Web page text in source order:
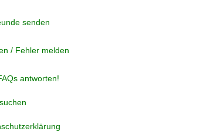
senden
/ Fehler melden
antworten!